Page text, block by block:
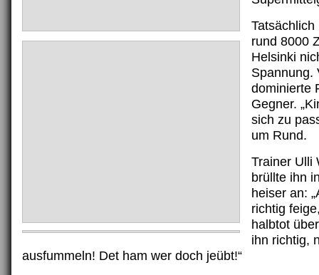
rund 8000
Helsinki
Spannung.
dominierte
Gegner.
sich zu
um Rund.
Trainer Ulli
brüllte ihn
heiser an:
richtig
halbtot
ihn richtig,
ausfummeln! Det ham wer doch jeübt!“